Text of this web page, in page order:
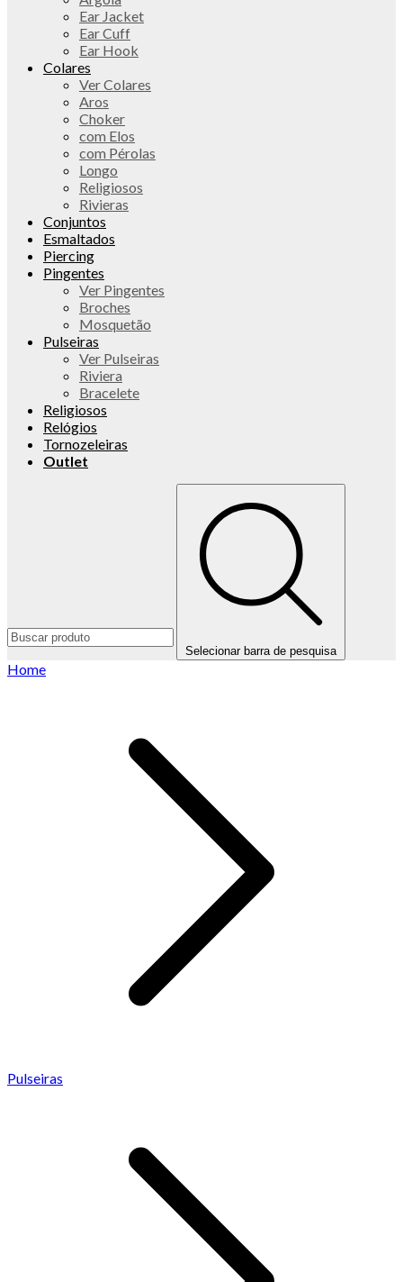
Ear Jacket
Ear Cuff
Ear Hook
Colares
Ver Colares
Aros
Choker
com Elos
com Pérolas
Longo
Religiosos
Rivieras
Conjuntos
Esmaltados
Piercing
Pingentes
Ver Pingentes
Broches
Mosquetão
Pulseiras
Ver Pulseiras
Riviera
Bracelete
Religiosos
Relógios
Tornozeleiras
Outlet
Selecionar barra de pesquisa
Home
Pulseiras